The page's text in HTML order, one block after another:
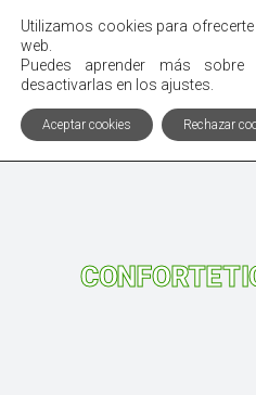
Utilizamos cookies para
web.
Puedes aprender más
desactivarlas en los ajustes.
Aceptar cookies Rechazar